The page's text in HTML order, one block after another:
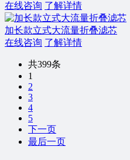
在线咨询 了解详情
加长款立式大流量折叠滤芯
在线咨询 了解详情
共399条
1
2
3
4
5
下一页
最后一页